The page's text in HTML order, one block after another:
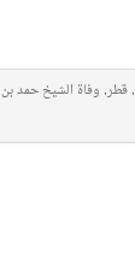
,قطر, وفاة الشيخ حمد بن